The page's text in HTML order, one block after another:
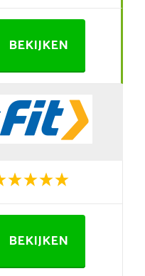
BEKIJKEN
BEKIJKEN